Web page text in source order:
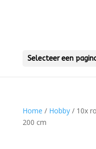
Selecteer een
Home / Hobby/ 10x
200 cm